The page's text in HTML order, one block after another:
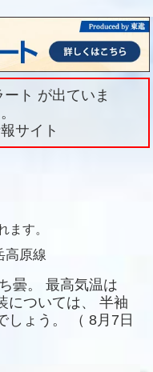
ト が出ていま
サイト
ます。
高原線
曇。
最高気温は
については、
半袖
しょう。
（ 8月7日